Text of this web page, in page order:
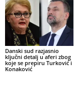
Danski sud razjasnio
ključni detalj u aferi zbog
koje se prepiru Turković i
Konaković